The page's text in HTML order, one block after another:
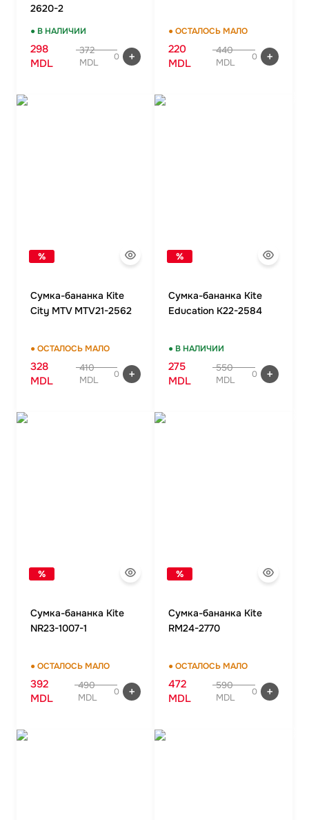
2620-2
● В НАЛИЧИИ
298
MDL
372
MDL
0
● ОСТАЛОСЬ МАЛО
220
MDL
440
MDL
0
%
Сумка-бананка Kite
City MTV MTV21-2562
● ОСТАЛОСЬ МАЛО
328
MDL
410
MDL
0
%
Сумка-бананка Kite
Education K22-2584
● В НАЛИЧИИ
275
MDL
550
MDL
0
%
Cумка-бананка Kite
NR23-1007-1
● ОСТАЛОСЬ МАЛО
392
MDL
490
MDL
0
%
Сумка-бананка Kite
RM24-2770
● ОСТАЛОСЬ МАЛО
472
MDL
590
MDL
0